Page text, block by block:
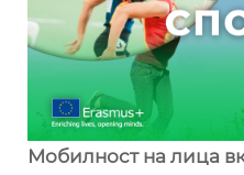
Мобилност на лица